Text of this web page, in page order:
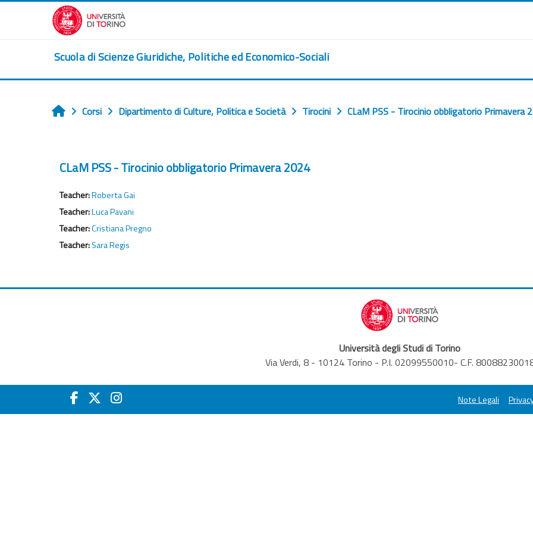
Vai al contenuto principale
Scuola di Scienze Giuridiche, Politiche ed Economico-Sociali
Home
Corsi Dipartimento di Culture, Politica e Società Tirocini CLaM PSS - Tirocinio obbligatorio Primavera
CLaM PSS - Tirocinio obbligatorio Primavera 2024
Teacher:Roberta Gai
Teacher:Luca Pavani
Teacher:Cristiana Pregno
Teacher:Sara Regis
Università degli Studi di Torino
Via Verdi, 8 - 10124 Torino - P.I. 02099550010- C.F.
Note Legali